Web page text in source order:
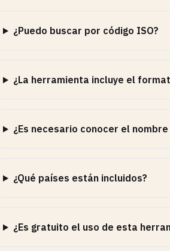
¿Puedo buscar por código ISO?
¿La herramienta incluye el
¿Es necesario conocer el
¿Qué países están incluidos?
¿Es gratuito el uso de esta